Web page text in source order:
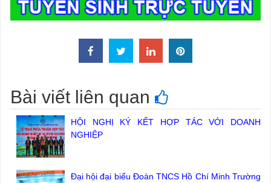
Bài viết liên quan
HỘI NGHỊ KÝ KẾT HỢP TÁC VỚI DOANH
NGHIỆP
Đại hội đại biểu Đoàn TNCS Hồ Chí Minh Trường